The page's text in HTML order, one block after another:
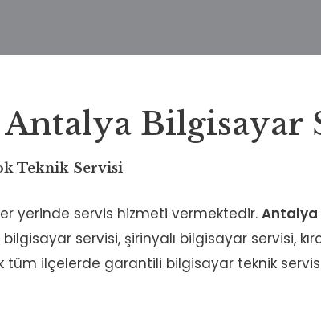
Bilgisayar
Teknik Servisi
yerinde servis hizmeti vermektedir. Antalya
servisi, şirinyalı bilgisayar servisi,
tüm ilçelerde garantili bilgisayar teknik